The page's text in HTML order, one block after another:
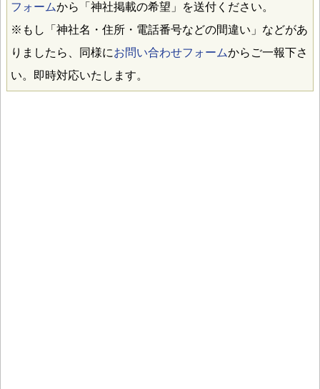
フォームから「神社掲載の希望」を送付ください。
※もし「神社名・住所・電話番号などの間違い」などがあ
りましたら、同様にお問い合わせフォームからご一報下さ
い。即時対応いたします。